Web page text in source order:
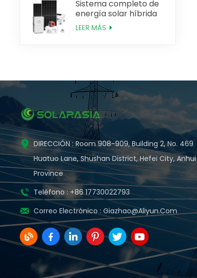
Sistema completo de
energía solar híbrida
de 20 KW
LEER MÁS
DIRECCIÓN : Room 908-909, Building 2, No. 469
Huatuo Lane, Shushan District, Hefei City, Anhui
Province
Teléfono : +86 17730022793
Correo Electrónico :Giazhao@aliyun.com